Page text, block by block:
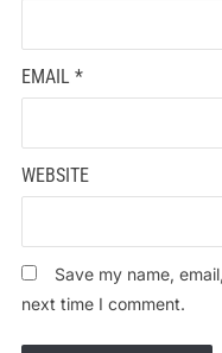
EMAIL *
WEBSITE
Save my name,
next time I comment.